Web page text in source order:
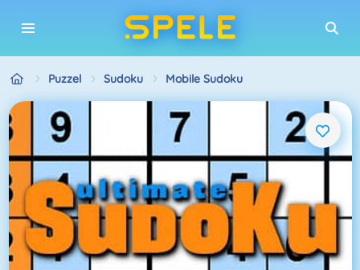
Puzzel Sudoku Mobile Sudoku